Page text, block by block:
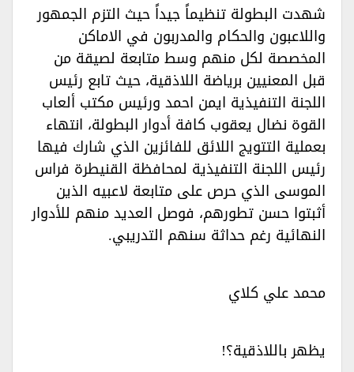
شهدت البطولة تنظيماً جيداً حيث التزم الجمهور
واللاعبون والحكام والمدربون في الاماكن
المخصصة لكل منهم وسط متابعة لصيقة من
قبل المعنيين برياضة اللاذقية، حيث تابع رئيس
اللجنة التنفيذية ايمن احمد ورئيس مكتب ألعاب
القوة نضال يعقوب كافة أدوار البطولة، انتهاء
بعملية التتويج اللائق للفائزين الذي شارك فيها
رئيس اللجنة التنفيذية لمحافظة القنيطرة فراس
الموسى الذي حرص على متابعة لاعبيه الذين
أثبتوا حسن تطورهم، فوصل العديد منهم للأدوار
النهائية رغم حداثة سنهم التدريبي.‏‏
محمد علي كلاي‏‏
يظهر باللاذقية؟!‏‏